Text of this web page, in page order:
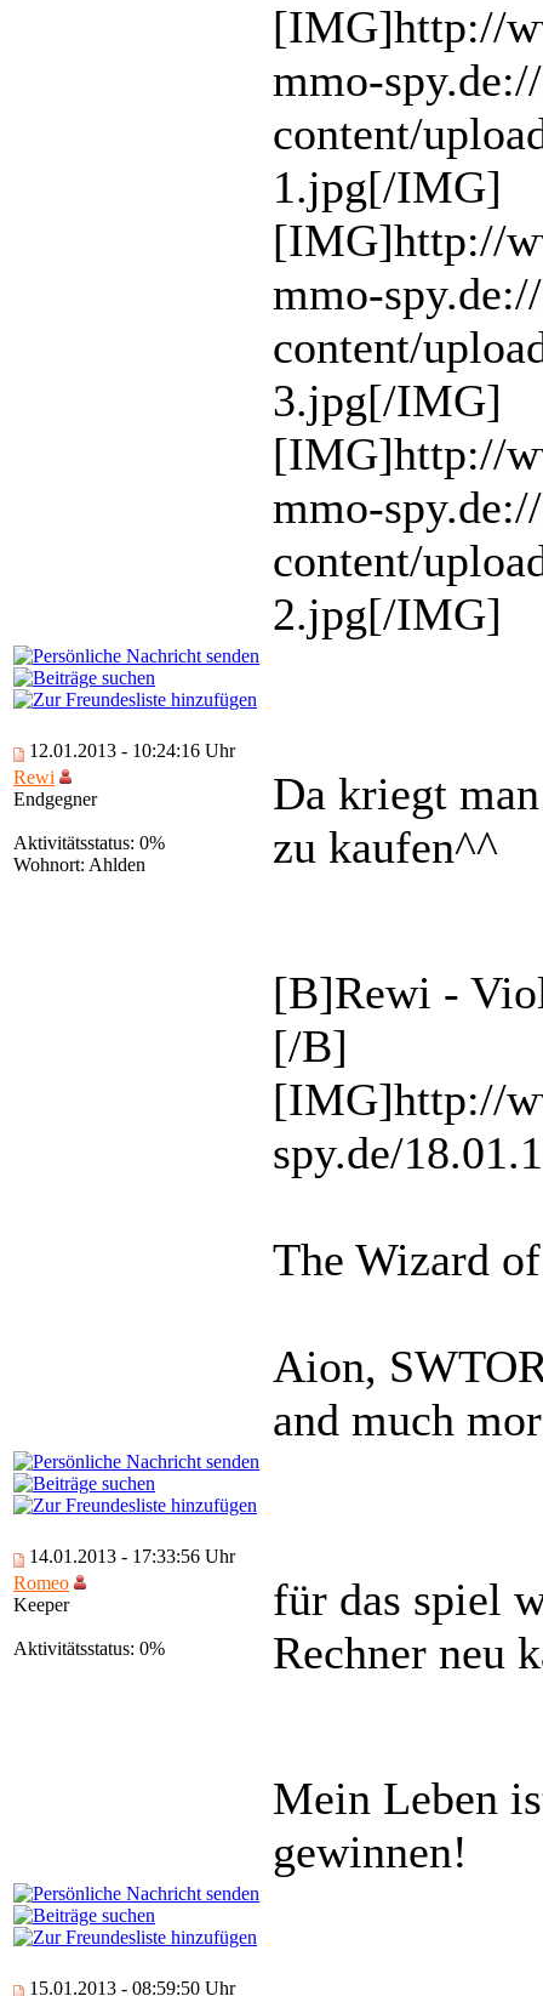
[IMG]http://
mmo-
content/
1.jpg[/IMG]
[IMG]http://
mmo-
content/
3.jpg[/IMG]
[IMG]http://
mmo-
content/
2.jpg[/IMG]
12.01.2013 - 10:24:16 Uhr
Rewi
Endgegner
Aktivitätsstatus: 0%
Wohnort: Ahlden
Da kriegt
zu kaufen^^
[B]Rewi -
[/B]
[IMG]http://
spy.de/
The Wizard
Aion,
and much
14.01.2013 - 17:33:56 Uhr
Romeo
Keeper
Aktivitätsstatus: 0%
für das spiel
Rechner neu
Mein Leben
gewinnen!
15.01.2013 - 08:59:50 Uhr